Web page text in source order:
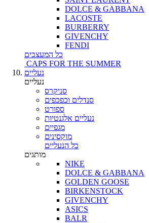
DOLCE & GABBANA
LACOSTE
BURBERRY
GIVENCHY
FENDI
כל המעצבים
CAPS FOR THE SUMMER
נעליים
נעליים
סניקרס
סנדלים וכפכפים
ספורט
נעליים אלגנטיות
מגפיים
מוקסינים
כל הנעליים
מותגים
NIKE
DOLCE & GABBANA
GOLDEN GOOSE
BIRKENSTOCK
GIVENCHY
ASICS
BALR